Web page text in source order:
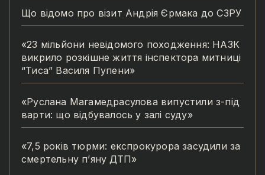
Що відомо про візит Андрія Єрмака до СЗРУ
«23 мільйони невідомого походження: НАЗК
викрило розкішне життя інспектора митниці
“Тиса” Василя Пупени»
«Руслана Магамедрасулова випустили з-під
варти: що відбувалось у залі суду»
«7,5 років тюрми: експрокурора засудили за
смертельну п’яну ДТП»